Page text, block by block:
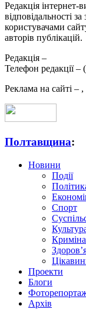
Редакція
відповідальності
користувачами
авторів публікацій.
Редакція –
Телефон редакції –
Реклама на сайті – ,
Полтавщина:
Новини
Події
Спорт
Проекти
Блоги
Архів